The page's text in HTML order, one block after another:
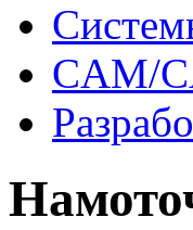
CAM/